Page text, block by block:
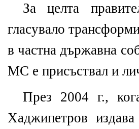
За целта
гласувало
в частна държавна
МС е присъствал и
През 2004 г.,
Хаджипетров